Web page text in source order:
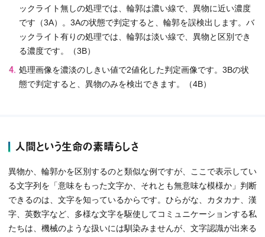
ックライト無しの処理では、輪郭は濃い線で、異物に近い濃度
です（3A）。3Aの状態で判定すると、輪郭を誤検出します。バ
ックライト有りの処理では、輪郭は淡い線で、異物と区別でき
る濃度です。（3B）
処理画像を濃淡のしきい値で2値化した判定画像です。3Bの状
態で判定すると、異物のみを検出できます。（4B）
人間という生命の素晴らしさ
異物か、輪郭かを区別するのと類似な例ですが、ここで表示してい
る文字列を「意味をもった文字か、それとも無意味な模様か」判断
できるのは、文字を知っているからです。ひらがな、カタカナ、漢
字、英数字など、多様な文字を駆使してコミュニケーションする私
たちは、機械のような扱いには馴染みませんが、文字認識が出来る